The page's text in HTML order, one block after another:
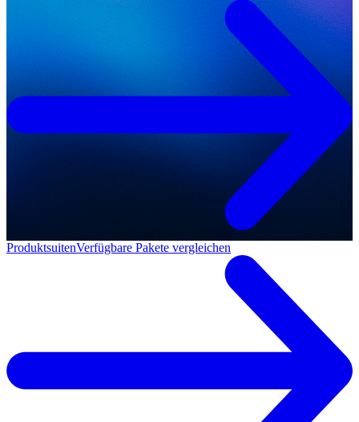
ProduktsuitenVerfügbare Pakete vergleichen